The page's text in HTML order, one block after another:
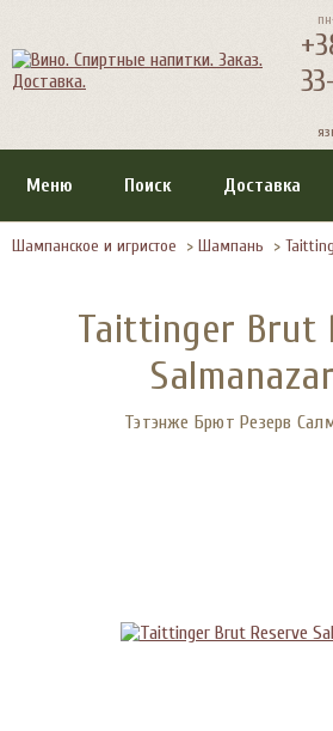
Меню Поиск Доставка
Шампанское и игристое > Шампань >
Taittinger Brut
Тэтэнже Брют Резерв